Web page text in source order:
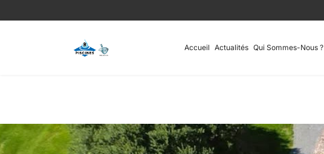
Accueil Actualités Qui Sommes-Nous ?